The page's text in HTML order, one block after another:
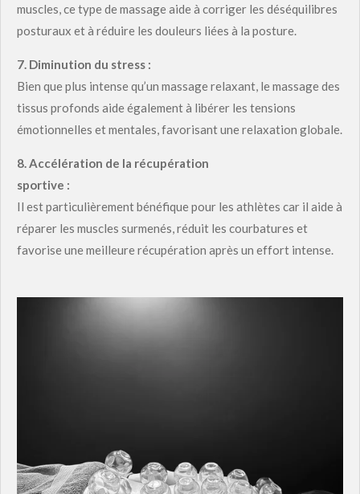
muscles, ce type de massage aide à corriger les déséquilibres
posturaux et à réduire les douleurs liées à la posture.
7. Diminution du stress :
Bien que plus intense qu’un massage relaxant, le massage des
tissus profonds aide également à libérer les tensions
émotionnelles et mentales, favorisant une relaxation globale.
8.Accélération de la récupération
sportive :
Il est particulièrement bénéfique pour les athlètes car il aide à
réparer les muscles surmenés, réduit les courbatures et
favorise une meilleure récupération après un effort intense.